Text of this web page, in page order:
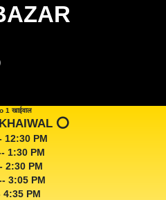
1 खाईवाल
⭕️
12:30 PM
1:30 PM
2:30 PM
3:05 PM
4:35 PM